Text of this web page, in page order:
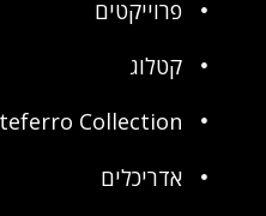
פרוייקטים
קטלוג
Collection
אדריכלים